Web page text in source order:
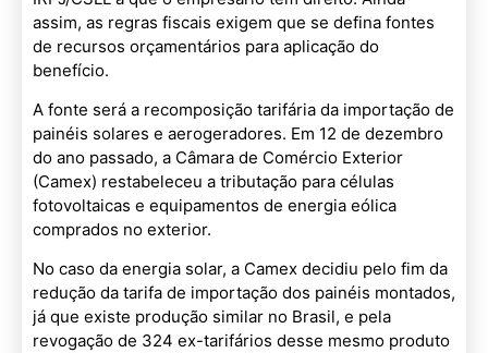
assim, as regras fiscais exigem que se defina fontes
de recursos orçamentários para aplicação do
benefício.
A fonte será a recomposição tarifária da importação de
painéis solares e aerogeradores. Em 12 de dezembro
do ano passado, a Câmara de Comércio Exterior
(Camex) restabeleceu a tributação para células
fotovoltaicas e equipamentos de energia eólica
comprados no exterior.
No caso da energia solar, a Camex decidiu pelo fim da
redução da tarifa de importação dos painéis montados,
já que existe produção similar no Brasil, e pela
revogação de 324 ex-tarifários desse mesmo produto